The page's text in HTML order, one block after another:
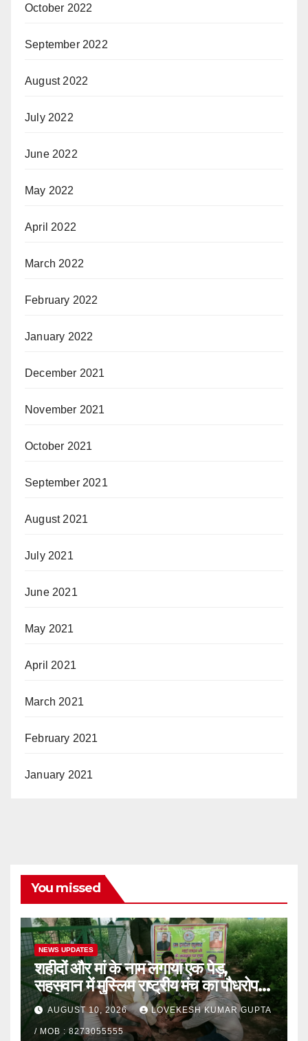
October 2022
September 2022
August 2022
July 2022
June 2022
May 2022
April 2022
March 2022
February 2022
January 2022
December 2021
November 2021
October 2021
September 2021
August 2021
July 2021
June 2021
May 2021
April 2021
March 2021
February 2021
January 2021
You missed
NEWS UPDATES
शहीदों और मां के नाम लगाया एक पेड़,
सहसवान में मुस्लिम राष्ट्रीय मंच का पौधरोपण
कार्यक्रम
AUGUST 10, 2026 LOVEKESH KUMAR GUPTA
/ MOB : 8273055555